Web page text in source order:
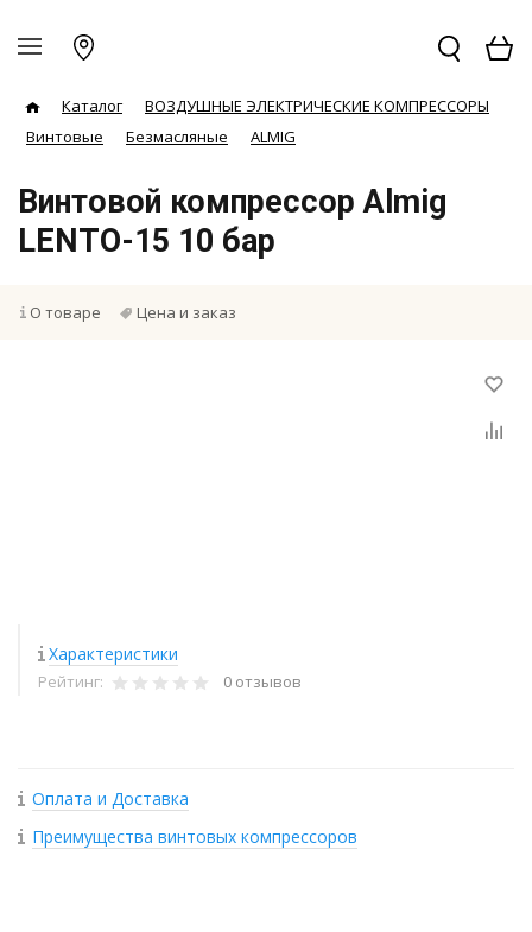
Каталог
ВОЗДУШНЫЕ ЭЛЕКТРИЧЕСКИЕ КОМПРЕССОРЫ
Винтовые
Безмасляные ALMIG
Винтовой компрессор Almig
LENTO-15 10 бар
О товаре Цена и заказ
Характеристики
Рейтинг: 0 отзывов
Оплата и Доставка
Преимущества винтовых компрессоров